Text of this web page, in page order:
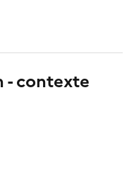
- contexte